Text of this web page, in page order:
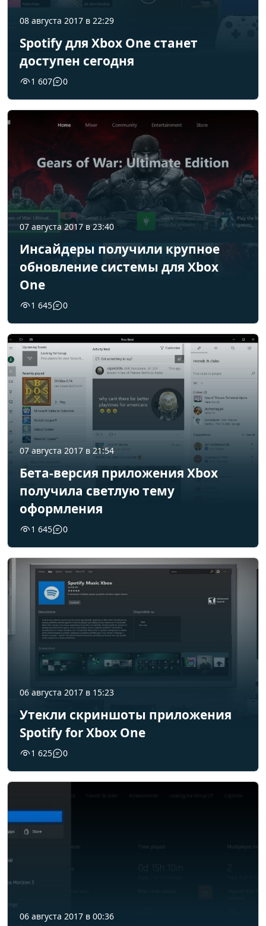
08 августа 2017 в 22:29
Spotify для Xbox One станет
доступен сегодня
1 607 0
07 августа 2017 в 23:40
Инсайдеры получили крупное
обновление системы для Xbox
One
1 645 0
07 августа 2017 в 21:54
Бета-версия приложения Xbox
получила светлую тему
оформления
1 645 0
06 августа 2017 в 15:23
Утекли скриншоты приложения
Spotify for Xbox One
1 625 0
06 августа 2017 в 00:36